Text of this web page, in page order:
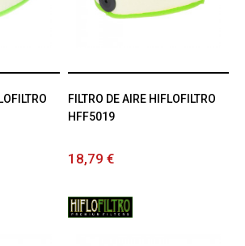
FILTRO DE AIRE HIFLOFILTRO
HFF5019
18,79 €